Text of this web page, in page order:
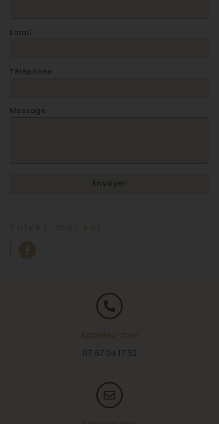
Email
Téléphone
Message
Envoyer
07 67 04 17 52